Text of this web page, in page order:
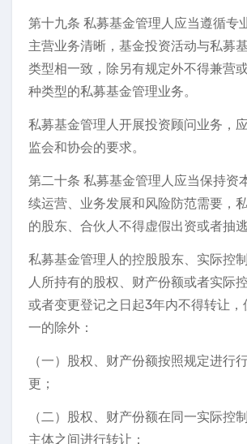
第十九条 私募基金管理人应当遵循专
主营业务清晰，基金投资活动与私募
类型相一致，除另有规定外不得兼营
种类型的私募基金管理业务。
私募基金管理人开展投资顾问业务，
监会和协会的要求。
第二十条 私募基金管理人应当保持资
续运营、业务发展和风险防范需要，
的股东、合伙人不得虚假出资或者抽逃
私募基金管理人的控股股东、实际控
人所持有的股权、财产份额或者实际
或者变更登记之日起3年内不得转让，
一的除外：
（一）股权、财产份额按照规定进行
更；
（二）股权、财产份额在同一实际控
主体之间进行转让；